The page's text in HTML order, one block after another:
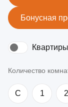
Бонусная
Количество
C 1 2